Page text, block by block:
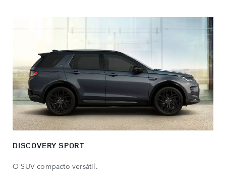
DISCOVERY SPORT
O SUV compacto versátil.